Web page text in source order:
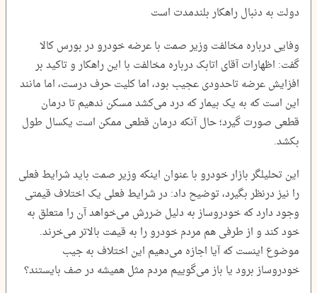
دولت به دنبال راهکار بلندمدت است
وفایی درباره مخالفت وزیر صمت با عرضه خودرو در بورس کالا
گفت: اظهارات آقای اتابک درباره مخالفت با این راهکار و تاکید بر
افزایش عرضه تاحدودی عجیب بود، اما کلیت حرف درست، اما مانند
این است که به یک بیمار که درد می‌کشد مسکن ندهیم تا درمان
قطعی صورت گیرد؛ حال آنکه درمان قطعی ممکن است یکسال طول
بکشد.
این تحلیلگر بازار خودرو با عنوان اینکه وزیر صمت باید شرایط فعلی
را نیز درنظر بگیرد، توضیح داد: در شرایط فعلی یک اختلاف قیمتی
وجود دارد که خودروساز به دلیل ضررش می‌خواهد آن را متعلق به
خود کند و از طرفی هم مردم خودرو را به قیمت بالاتر می‌خرند.
موضوع اینست که آیا اجازه می‌دهیم این اختلاف به جیب
خودروساز برود یا باز می‌گوییم مردم مثل همیشه در صف بایستند؟